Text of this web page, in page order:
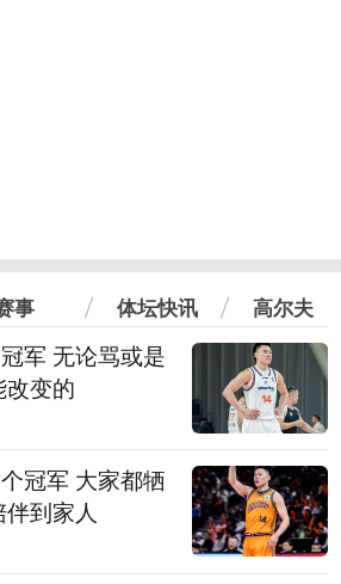
事 体坛快讯 高尔夫
军 无论骂或是
变的
冠军 大家都牺
到家人